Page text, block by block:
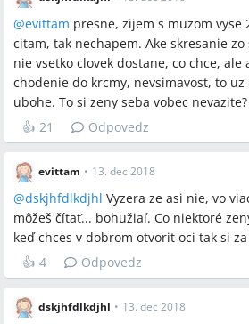
@evittam presne, zijem s muzom vyse
citam, tak nechapem. Ake skresanie
nie vsetko clovek dostane, co chce,
chodenie do krcmy, nevsimavost, to
ubohe. To si zeny seba vobec nevazite?
👍 21 Odpovedz
evittam • 13. dec 2018
@dskjhfdlkdjhl Vyzera ze asi nie, vo
môžeš čítať... bohužiaľ. Co niektoré
keď chces v dobrom otvorit oci tak si za
👍 4 Odpovedz
dskjhfdlkdjhl • 13. dec 2018